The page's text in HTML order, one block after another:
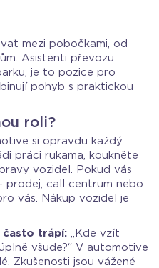
mezi pobočkami, od
Asistenti převozu
je to pozice pro
pohyb s praktickou
roli?
si opravdu každý
práci rukama, koukněte
vozidel. Pokud vás
prodej, call centrum nebo
vás. Nákup vozidel je
často trápí:
„Kde vzít
všude?“ V automotive
Zkušenosti jsou vážené